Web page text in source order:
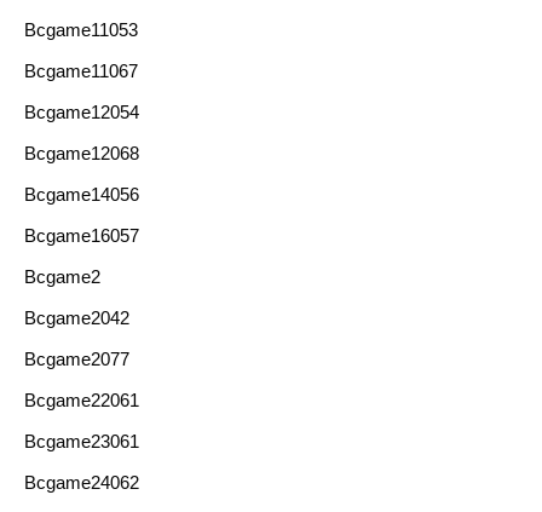
Bcgame11053
Bcgame11067
Bcgame12054
Bcgame12068
Bcgame14056
Bcgame16057
Bcgame2
Bcgame2042
Bcgame2077
Bcgame22061
Bcgame23061
Bcgame24062